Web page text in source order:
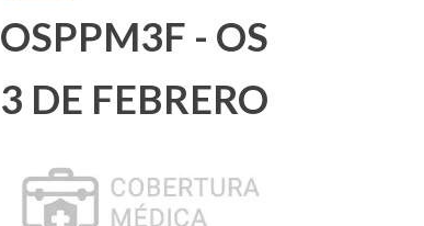
OSPPM3F - OS
3 DE FEBRERO